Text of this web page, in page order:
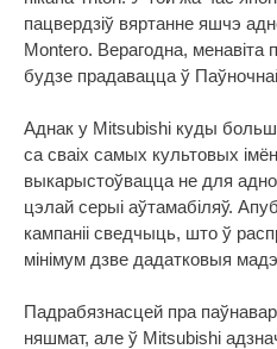
пацвердзіў вяртанне яшчэ
Montero. Верагодна,
будзе прадавацца ў
Аднак у Mitsubishi куды
са сваіх самых культовых
выкарыстоўвацца не для
цэлай серыі аўтамабіляў.
кампаніі сведчыць, што ў
мінімум дзве дадатковыя
Падрабязнасцей пра
няшмат, але ў Mitsubishi